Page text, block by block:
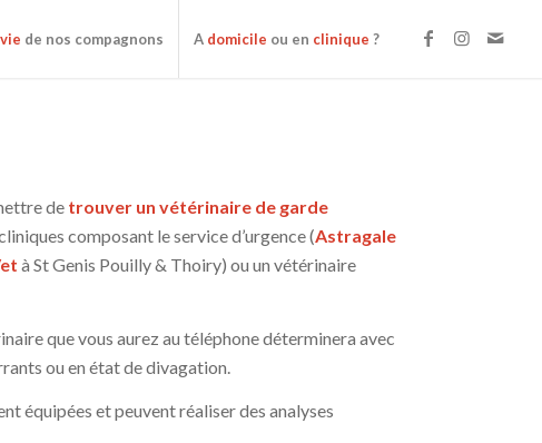
de nos compagnons A domicile ou en clinique ?
de trouver un vétérinaire de garde
composant le service d’urgence (Astragale
à St Genis Pouilly & Thoiry) ou un vétérinaire
que vous aurez au téléphone déterminera avec
ou en état de divagation.
équipées et peuvent réaliser des analyses